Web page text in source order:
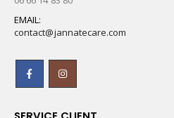
EMAIL:
contact@jannatecare.com